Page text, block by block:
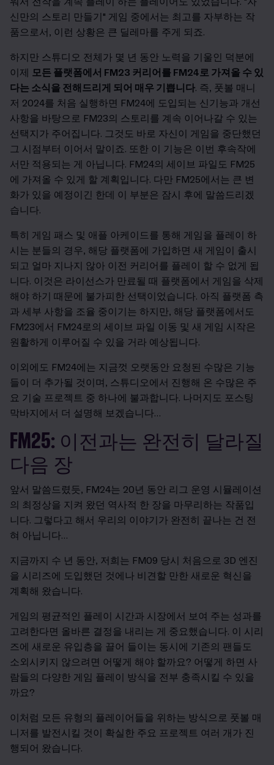
신만의 스토리 만들기" 게임 중에서는 최고를 자부하는 작
품으로서, 이런 상황은 큰 딜레마를 주게 되죠.
하지만 스튜디오 전체가 몇 년 동안 노력을 기울인 덕분에
이제 모든 플랫폼에서 FM23 커리어를 FM24로 가져올 수 있
다는 소식을 전해드리게 되어 매우 기쁩니다. 즉, 풋볼 매니
저 2024를 처음 실행하면 FM24에 도입되는 신기능과 개선
사항을 바탕으로 FM23의 스토리를 계속 이어나갈 수 있는
선택지가 주어집니다. 그것도 바로 자신이 게임을 중단했던
그 시점부터 이어서 말이죠. 또한 이 기능은 이번 후속작에
서만 적용되는 게 아닙니다. FM24의 세이브 파일도 FM25
에 가져올 수 있게 할 계획입니다. 다만 FM25에서는 큰 변
화가 있을 예정이긴 한데 이 부분은 잠시 후에 말씀드리겠
습니다.
특히 게임 패스 및 애플 아케이드를 통해 게임을 플레이 하
시는 분들의 경우, 해당 플랫폼에 가입하면 새 게임이 출시
되고 얼마 지나지 않아 이전 커리어를 플레이 할 수 없게 됩
니다. 이것은 라이선스가 만료될 때 플랫폼에서 게임을 삭제
해야 하기 때문에 불가피한 선택이었습니다. 아직 플랫폼 측
과 세부 사항을 조율 중이기는 하지만, 해당 플랫폼에서도
FM23에서 FM24로의 세이브 파일 이동 및 새 게임 시작은
원활하게 이루어질 수 있을 거라 예상됩니다.
이외에도 FM24에는 지금껏 오랫동안 요청된 수많은 기능
들이 더 추가될 것이며, 스튜디오에서 진행해 온 수많은 주
요 기술 프로젝트 중 하나에 불과합니다. 나머지도 포스팅
막바지에서 더 설명해 보겠습니다…
FM25: 이전과는 완전히 달라질
다음 장
앞서 말씀드렸듯, FM24는 20년 동안 리그 운영 시뮬레이션
의 최정상을 지켜 왔던 역사적 한 장을 마무리하는 작품입
니다. 그렇다고 해서 우리의 이야기가 완전히 끝나는 건 전
혀 아닙니다…
지금까지 수 년 동안, 저희는 FM09 당시 처음으로 3D 엔진
을 시리즈에 도입했던 것에나 비견할 만한 새로운 혁신을
계획해 왔습니다.
게임의 평균적인 플레이 시간과 시장에서 보여 주는 성과를
고려한다면 올바른 결정을 내리는 게 중요했습니다. 이 시리
즈에 새로운 유입층을 끌어 들이는 동시에 기존의 팬들도
소외시키지 않으려면 어떻게 해야 할까요? 어떻게 하면 사
람들의 다양한 게임 플레이 방식을 전부 충족시킬 수 있을
까요?
이처럼 모든 유형의 플레이어들을 위하는 방식으로 풋볼 매
니저를 발전시킬 것이 확실한 주요 프로젝트 여러 개가 진
행되어 왔습니다.